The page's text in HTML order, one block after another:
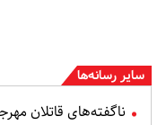
سایر رسانه‌ها
ناگفته‌های قاتلان